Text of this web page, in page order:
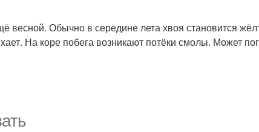
весной. Обычно в середине лета хвоя становится
На коре побега возникают потёки смолы. Может